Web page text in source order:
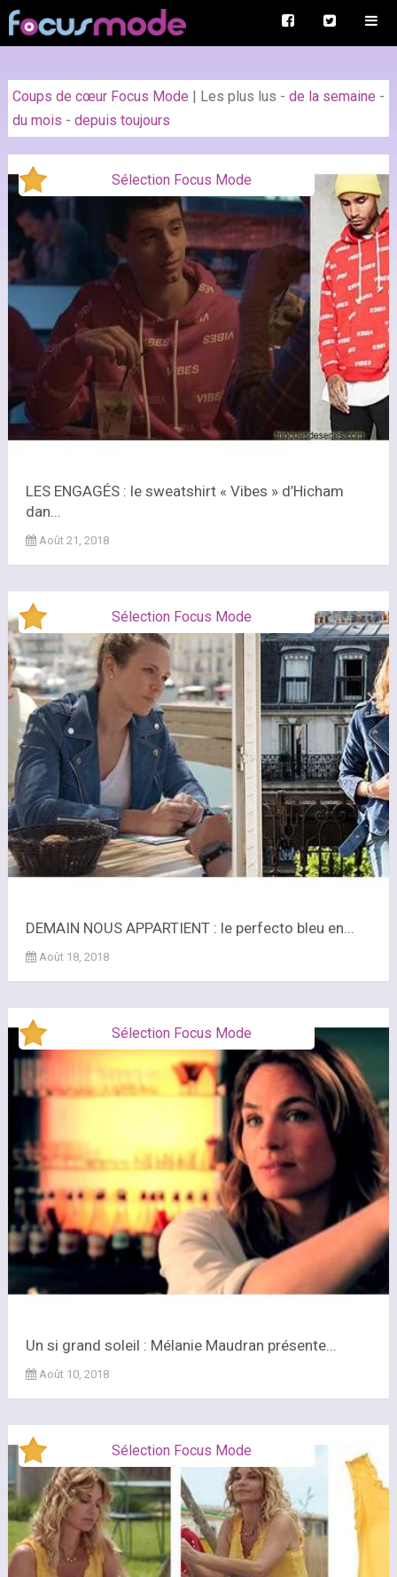
Coups de cœur Focus Mode | Les plus lus - de la semaine -
du mois - depuis toujours
Sélection Focus Mode
LES ENGAGÉS : le sweatshirt « Vibes » d’Hicham
dan...
Août 21, 2018
Sélection Focus Mode
DEMAIN NOUS APPARTIENT : le perfecto bleu en...
Août 18, 2018
Sélection Focus Mode
Un si grand soleil : Mélanie Maudran présente...
Août 10, 2018
Sélection Focus Mode